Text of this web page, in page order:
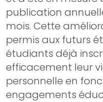
publication
mois. Cette
permis aux futurs
étudiants déjà
efficacement leur
personnelle en
engagements